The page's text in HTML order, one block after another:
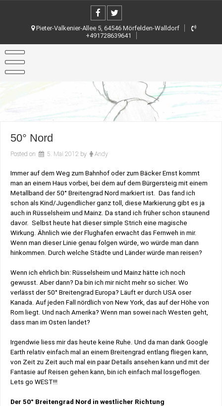
Pieter-Valkenier-Allee 5, 64546 Mörfelden-Walldorf
+491728639641
50° Nord
Posted on 5. Mai 2012 by Andy
Immer auf dem Weg zum Bahnhof oder zum Bäcker Ernst kommt
man an einem Haus vorbei, bei dem auf dem Bürgersteig mit einem
Metallband der 50° Breitengrad Nord markiert ist. Das fand ich
schon als Kind/Jugendlicher ganz toll, diese Markierung gibt es ja
auch in Rüsselsheim und Mainz. Da stand ich früher schon staunend
davor. Selbst heute hat dieser simple Strich eine magische
Wirkung. Ähnlich wie der Flughafen erwacht das Fernweh in mir.
Wenn man dieser Linie genau folgen würde, wo würde man dann
hinkommen. Durch welche Städte und Länder würde man reisen?
Wenn ich ehrlich bin: Rüsselsheim und Mainz hätte ich noch
gewusst. Aber dann? Da bin ich mir nicht mehr so sicher. Wo
verlässt der 50° Breitengrad Europa? Läuft er durch USA oser
Kanada. Auf jeden Fall nördlich von New York, das auf der Höhe von
Rom liegt. Und nach Amerika? Wenn man sowei nach Westen geht,
dass man im Osten landet?
Irgendwie liess mir das heute keine Ruhe. Und da man dank Google
Earth relativ einfach mal an einem Breitengrad entlang fliegen kann,
von Zeit zu Zeit auch mal ein paar Details ansehen kann und mit der
Fantasie auf Reisen gehen kann, bin ich einfach mal losgeflogen.
Lets go WEST!!!
Der 50° Breitengrad Nord in westlicher Richtung